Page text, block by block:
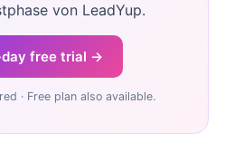
von LeadYup.
free trial →
· Free plan also available.